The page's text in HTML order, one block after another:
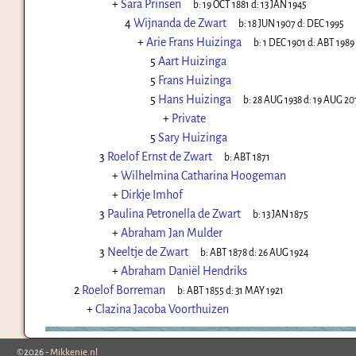
+Sara Prinsen b: 19 OCT 1881 d: 13 JAN 1945
4Wijnanda de Zwart b: 18 JUN 1907d: DEC 1995
+Arie Frans Huizinga b: 1 DEC 1901 d: ABT 1989
5 Aart Huizinga
5 Frans Huizinga
5 Hans Huizinga b: 28 AUG 1938d: 19 AUG
+ Private
5 Sary Huizinga
3 Roelof Ernst de Zwart b: ABT 1871
+Wilhelmina Catharina Hoogeman
+ Dirkje Imhof
3 Paulina Petronella de Zwart b: 13 JAN 1875
+Abraham Jan Mulder
3 Neeltje de Zwart b: ABT 1878d: 26 AUG 1924
+Abraham Daniël Hendriks
2 Roelof Borreman b: ABT 1855 d: 31 MAY 1921
+Clazina Jacoba Voorthuizen
©2026 -Mikkenie.nl